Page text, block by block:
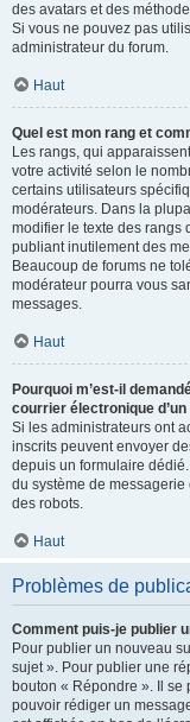
des avatars et des
Si vous ne pouvez pas
administrateur du forum.
Haut
Quel est mon rang et
Les rangs, qui
votre activité selon le
certains utilisateurs
modérateurs. Dans la
modifier le texte des rangs
publiant inutilement des
Beaucoup de forums ne
modérateur pourra vous
messages.
Haut
Pourquoi m’est-il
courrier électronique
Si les administrateurs ont
inscrits peuvent envoyer
depuis un formulaire
du système de
des robots.
Haut
Problèmes de
Comment puis-je publier
Pour publier un nouveau
sujet ». Pour publier une
bouton « Répondre ». Il se
pouvoir rédiger un